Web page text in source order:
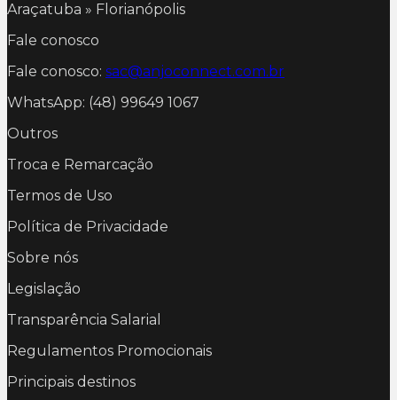
Araçatuba » Florianópolis
Fale conosco
Fale conosco: sac@anjoconnect.com.br
WhatsApp: (48) 99649 1067
Outros
Troca e Remarcação
Termos de Uso
Política de Privacidade
Sobre nós
Legislação
Transparência Salarial
Regulamentos Promocionais
Principais destinos